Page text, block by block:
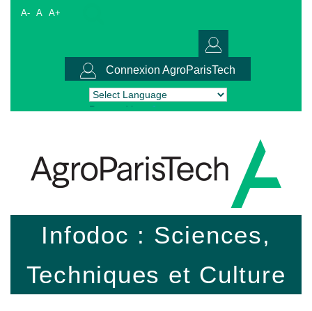
A- A A+
Connexion AgroParisTech
Powered by Translate
Infodoc : Sciences,
Techniques et Culture